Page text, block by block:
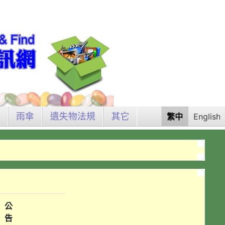
雨傘 遺失物法規 其它 繁中 English
公
告